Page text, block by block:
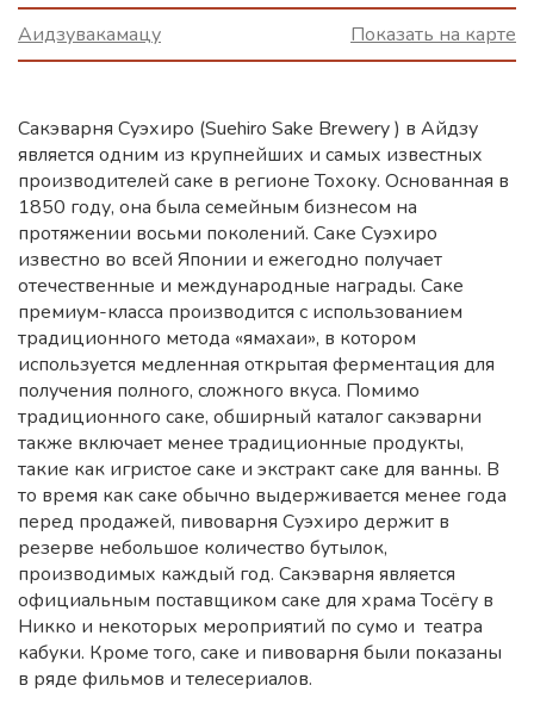
Аидзувакамацу Показать на карте
Сакэварня Суэхиро (Suehiro Sake Brewery ) в Айдзу
является одним из крупнейших и самых известных
производителей саке в регионе Тохоку. Основанная в
1850 году, она была семейным бизнесом на
протяжении восьми поколений. Саке Суэхиро
известно во всей Японии и ежегодно получает
отечественные и международные награды. Саке
премиум-класса производится с использованием
традиционного метода «ямахаи», в котором
используется медленная открытая ферментация для
получения полного, сложного вкуса. Помимо
традиционного саке, обширный каталог сакэварни
также включает менее традиционные продукты,
такие как игристое саке и экстракт саке для ванны. В
то время как саке обычно выдерживается менее года
перед продажей, пивоварня Суэхиро держит в
резерве небольшое количество бутылок,
производимых каждый год. Сакэварня является
официальным поставщиком саке для храма Тосёгу в
Никко и некоторых мероприятий по сумо и театра
кабуки. Кроме того, саке и пивоварня были показаны
в ряде фильмов и телесериалов.